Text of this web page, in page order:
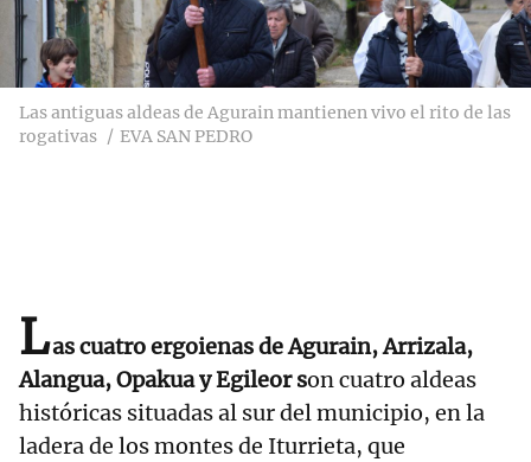
Las antiguas aldeas de Agurain mantienen vivo el rito de las
rogativas
EVA SAN PEDRO
Las cuatro ergoienas de Agurain, Arrizala,
Alangua, Opakua y Egileor son cuatro aldeas
históricas situadas al sur del municipio, en la
ladera de los montes de Iturrieta, que